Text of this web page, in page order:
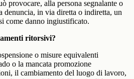
provocare, alla persona segnalante o
denuncia, in via diretta o indiretta, un
come danno ingiustificato.
ritorsivi?
o misure equivalenti
o la mancata promozione
il cambiamento del luogo di lavoro,